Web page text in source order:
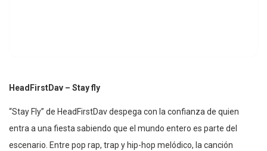
HeadFirstDav – Stay fly
“Stay Fly” de HeadFirstDav despega con la confianza de quien
entra a una fiesta sabiendo que el mundo entero es parte del
escenario. Entre pop rap, trap y hip-hop melódico, la canción